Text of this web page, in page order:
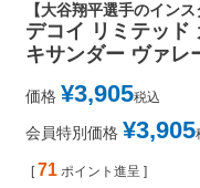
【大谷翔平選手のイン
デコイ リミテッド
キサンダー ヴァレ
価格 ¥3,905税込
会員特別価格 ¥3,905
[ 71 ポイント進呈 ]